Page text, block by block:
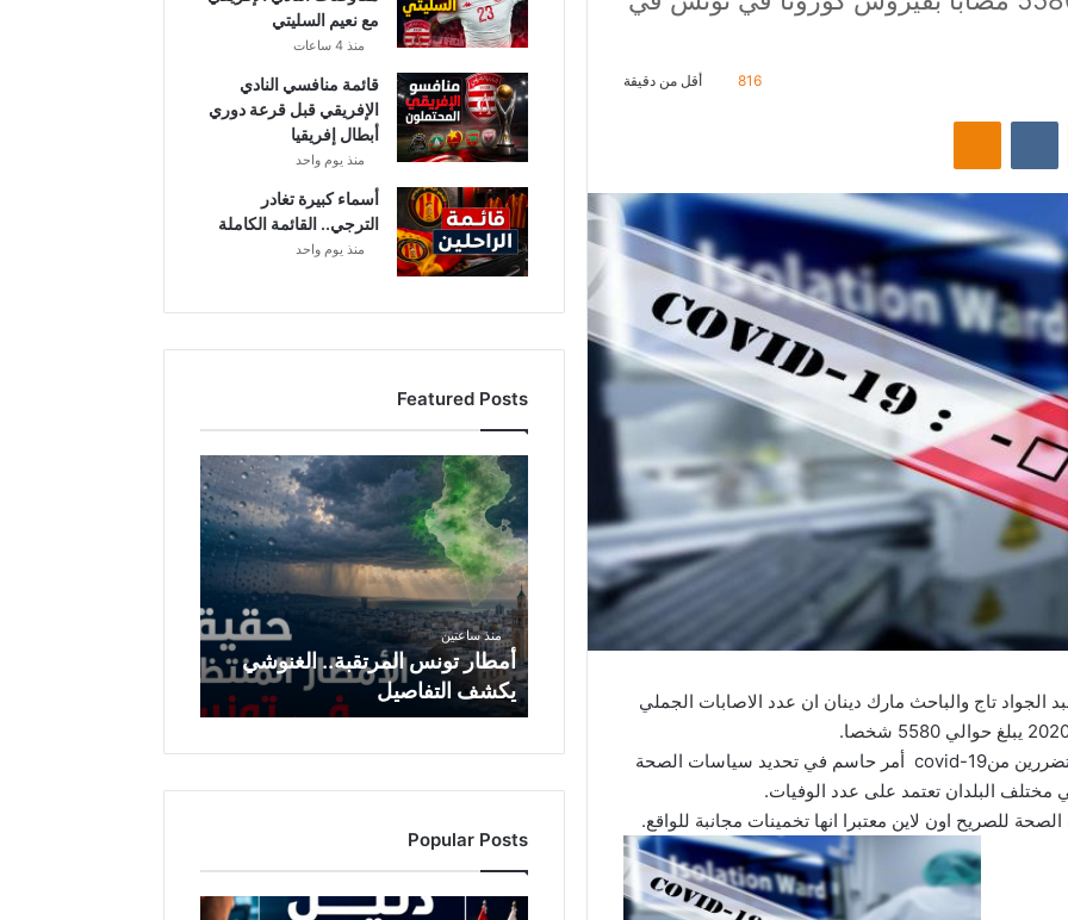
816 أقل من دقيقة
الجواد تاج والباحث مارك دينان ان عدد الاصابات الجملي
واعتبرت الدراسة ان تقدير عدد الاشخاص المتضررين منcovid-19 أمر حاسم في تحديد سياسات الصحة
مختلف البلدان تعتمد على عدد الوفيات.
للصريح اون لاين معتبرا انها تخمينات مجانبة للواقع.
مع نعيم السليتي
منذ 4 ساعات
قائمة منافسي النادي
الإفريقي قبل قرعة دوري
أبطال إفريقيا
منذ يوم واحد
أسماء كبيرة تغادر
الترجي.. القائمة الكاملة
منذ يوم واحد
Featured Posts
م
ا
ر
ت
و
س
ا
ل
ت
ب
ة
.
منذ ساعتين
أمطار تونس المرتقبة.. الغنوشي
يكشف التفاصيل
Popular Posts